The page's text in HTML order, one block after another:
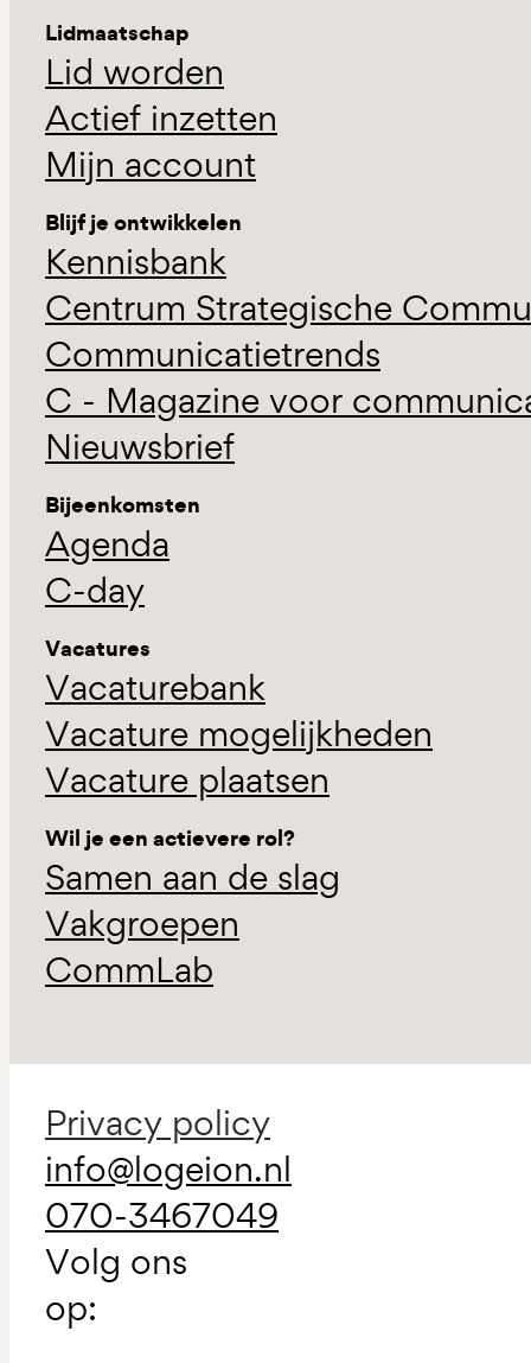
Lidmaatschap
Lid worden
Actief inzetten
Mijn account
Blijf je ontwikkelen
Kennisbank
Centrum Strategische
Communicatietrends
C - Magazine voor
Nieuwsbrief
Bijeenkomsten
Agenda
C-day
Vacatures
Vacaturebank
Vacature mogelijkheden
Vacature plaatsen
Wil je een actievere rol?
Samen aan de slag
Vakgroepen
CommLab
Privacy policy
info@logeion.nl
070-3467049
Volg ons
op: